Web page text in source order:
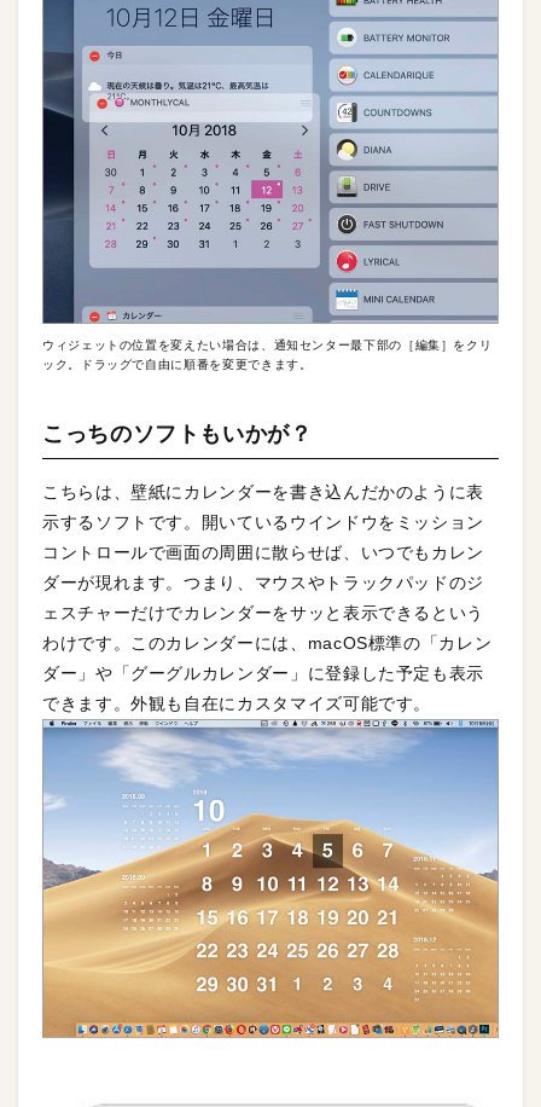
ウィジェットの位置を変えたい場合は、通知センター最下部の［編集］をクリ
ック。ドラッグで自由に順番を変更できます。
こっちのソフトもいかが？
こちらは、壁紙にカレンダーを書き込んだかのように表
示するソフトです。開いているウインドウをミッション
コントロールで画面の周囲に散らせば、いつでもカレン
ダーが現れます。つまり、マウスやトラックパッドのジ
ェスチャーだけでカレンダーをサッと表示できるという
わけです。このカレンダーには、macOS標準の「カレン
ダー」や「グーグルカレンダー」に登録した予定も表示
できます。外観も自在にカスタマイズ可能です。